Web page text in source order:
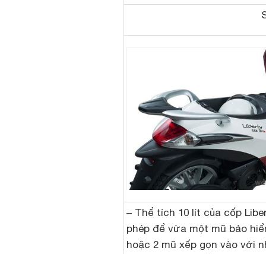
– Thể tích 10 lít của cốp
phép để vừa một mũ bảo
hoặc 2 mũ xếp gọn vào với